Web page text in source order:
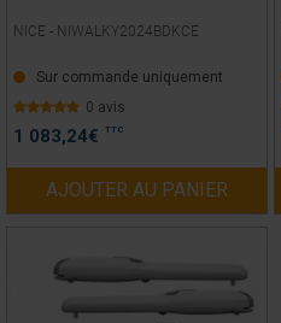
NICE - NIWALKY2024BDKCE
Sur commande uniquement
0 avis
1 083,24€ TTC
AJOUTER AU PANIER